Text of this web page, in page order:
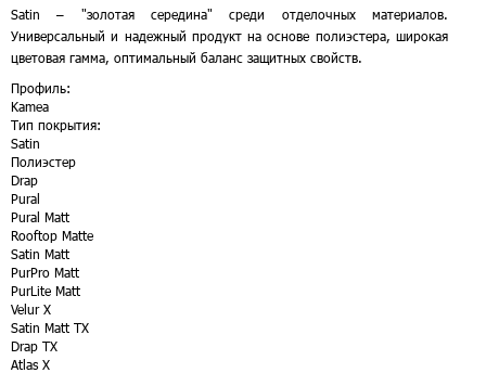
Satin – "золотая середина" среди отделочных материалов.
Универсальный и надежный продукт на основе полиэстера, широкая
цветовая гамма, оптимальный баланс защитных свойств.
Профиль:
Kamea
Тип покрытия:
Satin
Полиэстер
Drap
Pural
Pural Matt
Rooftop Matte
Satin Matt
PurPro Matt
PurLite Matt
Velur X
Satin Matt TX
Drap TX
Atlas X